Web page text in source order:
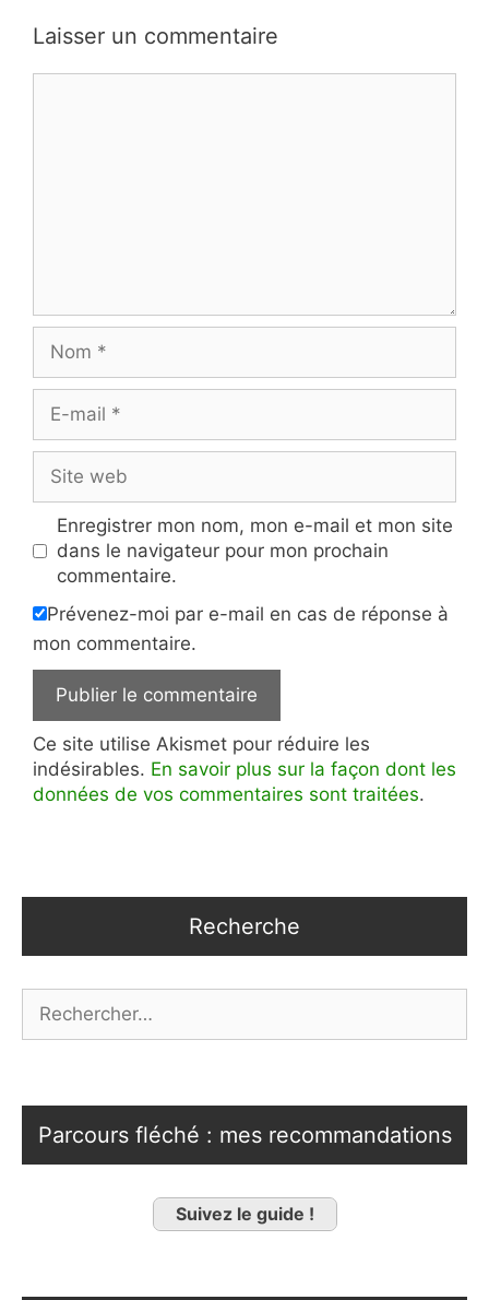
Laisser un commentaire
mail
web
Enregistrer mon nom, mon e-mail et mon site
dans le navigateur pour mon prochain
commentaire.
Prévenez-moi par e-mail en cas de réponse à
mon commentaire.
Ce site utilise Akismet pour réduire les
indésirables. En savoir plus sur la façon dont les
données de vos commentaires sont traitées.
Recherche
Parcours fléché : mes recommandations
Suivez le guide !